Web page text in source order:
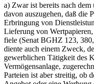
a) Zwar ist bereits nach
davon auszugehen, daß die
Erbringung von
Lieferung von
fiele (Senat BGHZ 123,
diente auch einem Zweck,
gewerblichen Tätigkeit des
Vermögensanlage,
Parteien ist aber streitig, ob